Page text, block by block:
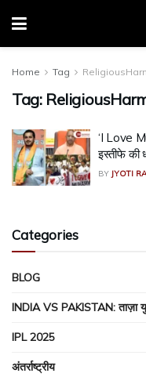
Home Tag
Tag:
‘I Love
इस्तीफे की
BY JYOTI
Categories
BLOG
INDIA VS PAKISTAN: ताज़ा
IPL 2025
अंतर्राष्ट्रीय